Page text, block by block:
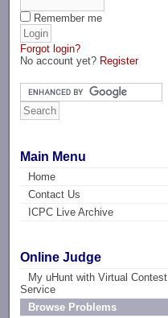
Remember me
Forgot login?
No account yet? Register
Main Menu
Home
Contact Us
ICPC Live Archive
Online Judge
My uHunt with Virtual Contest
Service
Browse Problems